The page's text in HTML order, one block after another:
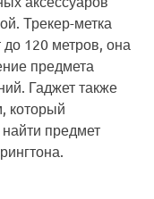
Трекер-метка
до 120 метров, она
предмета
Гаджет также
который
предмет